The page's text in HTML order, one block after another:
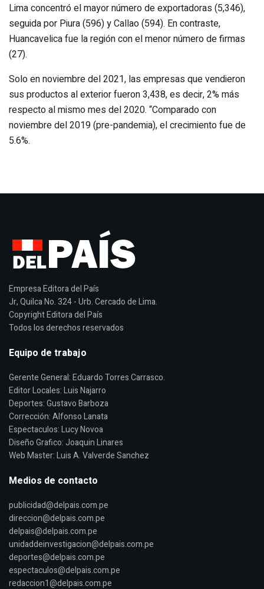
Lima concentró el mayor número de exportadoras (5,346),
seguida por Piura (596) y Callao (594). En contraste,
Huancavelica fue la región con el menor número de firmas
(27).
Solo en noviembre del 2021, las empresas que vendieron
sus productos al exterior fueron 3,438, es decir, 2% más
respecto al mismo mes del 2020. “Comparado con
noviembre del 2019 (pre-pandemia), el crecimiento fue de
5.6%.
Empresa Editora del País
Jr, Quilca No. 324 - Urb. Cercado de Lima.
Copyright Editora del País
Todos los derechos reservados
Equipo de trabajo
Gerente General: Eduardo Torres Carrasco.
Editor Locales: Luis Najarro
Deportes: Gustavo Barboza
Corrección: Alfonso Lanata
Espectaculos: Lucy Novoa
Diseño Grafico: Joaquin Linares
Web Master: Luis A. Valverde Sanchez
Medios de contacto
publicidad@delpais.com.pe
direccion@delpais.com.pe
delpais@delpais.com.pe
unidaddeinvestigacion@delpais.com.pe
deportes@delpais.com.pe
espectaculos@delpais.com.pe
redaccion1@delpais.com.pe